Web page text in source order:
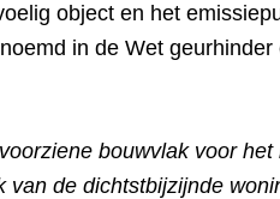
object en het
in de Wet geurhinder
bouwvlak voor
de dichtstbijzijnde